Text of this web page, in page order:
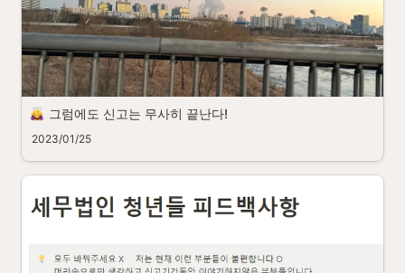
그럼에도 신고는 무사히 끝난다!
2023/01/25